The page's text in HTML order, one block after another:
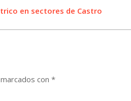
en sectores de Castro
con *